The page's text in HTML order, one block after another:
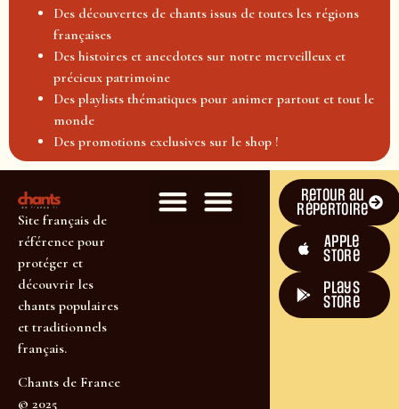
Des découvertes de chants issus de toutes les régions
françaises
Des histoires et anecdotes sur notre merveilleux et
précieux patrimoine
Des playlists thématiques pour animer partout et tout le
monde
Des promotions exclusives sur le shop !
Site français de
référence pour
protéger et
découvrir les
chants populaires
et traditionnels
français.
Chants de France
© 2025
Retour au
répertoire
Apple
Store
plays
store